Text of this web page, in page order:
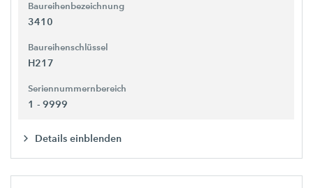
Baureihenbezeichnung
3410
Baureihenschlüssel
H217
Seriennummernbereich
1 - 9999
Details einblenden